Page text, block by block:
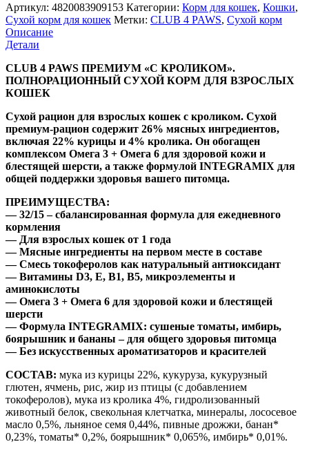
Артикул: 4820083909153 Категории: Корм для кошек, Кошки,
Сухой корм для кошек Метки: CLUB 4 PAWS, Сухой корм
Описание
Детали
CLUB 4 PAWS ПРЕМИУМ «С КРОЛИКОМ».
ПОЛНОРАЦИОННЫЙ СУХОЙ КОРМ ДЛЯ ВЗРОСЛЫХ
КОШЕК
Сухой рацион для взрослых кошек с кроликом. Сухой
премиум-рацион содержит 26% мясных ингредиентов,
включая 22% курицы и 4% кролика. Он обогащен
комплексом Омега 3 + Омега 6 для здоровой кожи и
блестящей шерсти, а также формулой INTEGRAMIX для
общей поддержки здоровья вашего питомца.
ПРЕИМУЩЕСТВА:
— 32/15 – сбалансированная формула для ежедневного
кормления
— Для взрослых кошек от 1 года
— Мясные ингредиенты на первом месте в составе
— Смесь токоферолов как натуральный антиоксидант
— Витамины D3, E, B1, B5, микроэлементы и
аминокислоты
— Омега 3 + Омега 6 для здоровой кожи и блестящей
шерсти
— Формула INTEGRAMIX: сушеные томаты, имбирь,
боярышник и бананы – для общего здоровья питомца
— Без искусственных ароматизаторов и красителей
СОСТАВ: мука из курицы 22%, кукуруза, кукурузный
глютен, ячмень, рис, жир из птицы (с добавлением
токоферолов), мука из кролика 4%, гидролизованный
животный белок, свекольная клетчатка, минералы, лососевое
масло 0,5%, льняное семя 0,44%, пивные дрожжи, банан*
0,23%, томаты* 0,2%, боярышник* 0,065%, имбирь* 0,01%.